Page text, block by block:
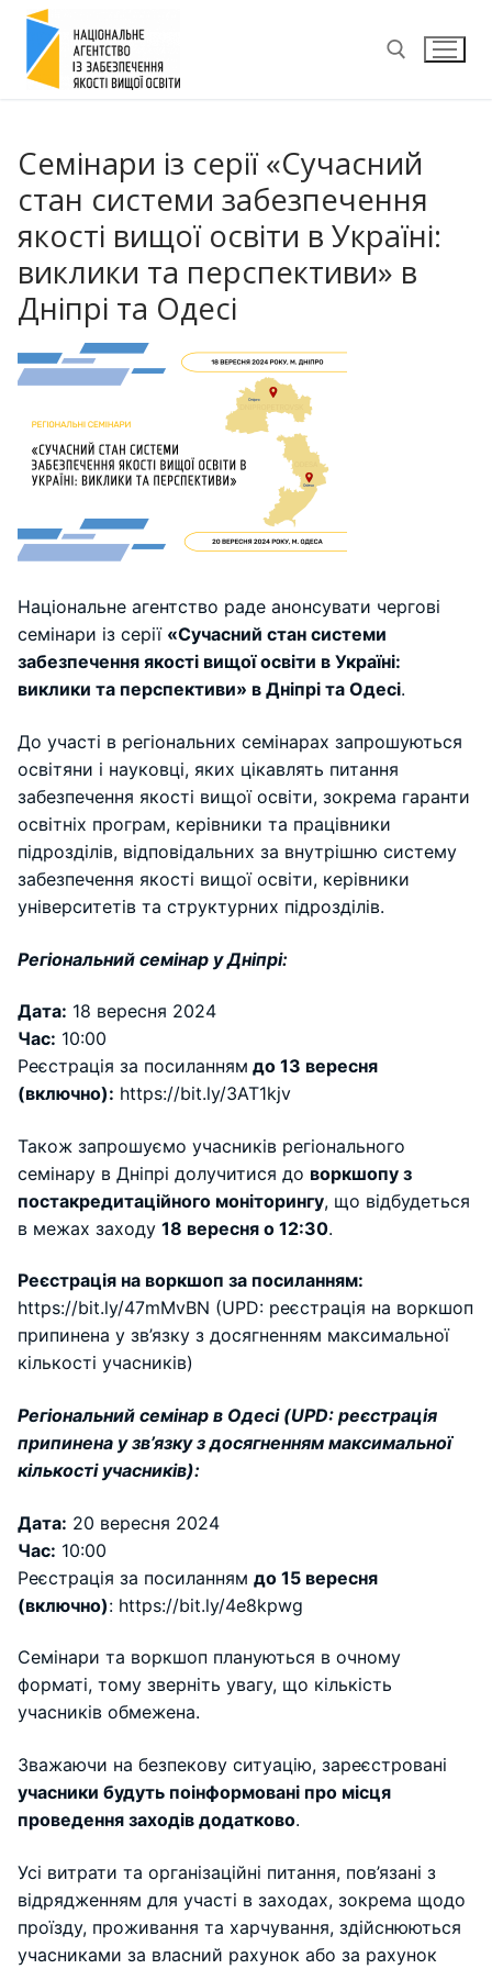
Перейти
вмісту
Семінари із серії «Cучасний
стан системи забезпечення
якості вищої освіти в Україні:
виклики та перспективи» в
Дніпрі та Одесі
Національне агентство раде анонсувати чергові
семінари із серії «Cучасний стан системи
забезпечення якості вищої освіти в Україні:
виклики та перспективи» в Дніпрі та Одесі.
До участі в регіональних семінарах запрошуються
освітяни і науковці, яких цікавлять питання
забезпечення якості вищої освіти, зокрема гаранти
освітніх програм, керівники та працівники
підрозділів, відповідальних за внутрішню систему
забезпечення якості вищої освіти, керівники
університетів та структурних підрозділів.
Регіональний семінар у Дніпрі:
Дата: 18 вересня 2024
Час: 10:00
Реєстрація за посиланням до 13 вересня
(включно): https://bit.ly/3AT1kjv
Також запрошуємо учасників регіонального
семінару в Дніпрі долучитися до воркшопу з
постакредитаційного моніторингу, що відбудеться
в межах заходу 18 вересня о 12:30.
Реєстрація на воркшоп за посиланням:
https://bit.ly/47mMvBN (UPD: реєстрація на воркшоп
припинена у зв’язку з досягненням максимальної
кількості учасників)
Регіональний семінар в Одесі (UPD: реєстрація
припинена у зв’язку з досягненням максимальної
кількості учасників):
Дата: 20 вересня 2024
Час: 10:00
Реєстрація за посиланням до 15 вересня
(включно): https://bit.ly/4e8kpwg
Семінари та воркшоп плануються в очному
форматі, тому зверніть увагу, що кількість
учасників обмежена.
Зважаючи на безпекову ситуацію, зареєстровані
учасники будуть поінформовані про місця
проведення заходів додатково.
Усі витрати та організаційні питання, пов’язані з
відрядженням для участі в заходах, зокрема щодо
проїзду, проживання та харчування, здійснюються
учасниками за власний рахунок або за рахунок